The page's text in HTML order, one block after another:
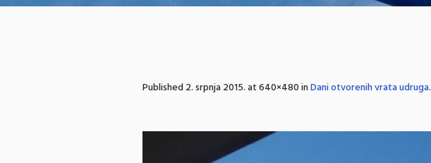
Published2. srpnja 2015.at 640×480 inDani otvorenih vrata udruga.